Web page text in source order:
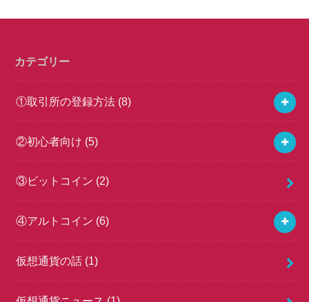
カテゴリー
①取引所の登録方法 (8)
②初心者向け (5)
③ビットコイン (2)
④アルトコイン (6)
仮想通貨の話 (1)